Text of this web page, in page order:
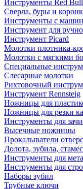
Инструменты Red
Сверла, буры и
Инструменты с
Инструмент для
Инструмент Picard
Молотки плотника-
Молотки с мягкими
Специальные
Слесарные молотки
Рихтовочный
Инструмент Rennsteig
Ножницы для
Ножницы для резки
Инструменты для
Высечные ножницы
Прокалыватели
Долота, зубила,
Инструменты для
Инструменты для
Наборы зубил
Трубные ключи